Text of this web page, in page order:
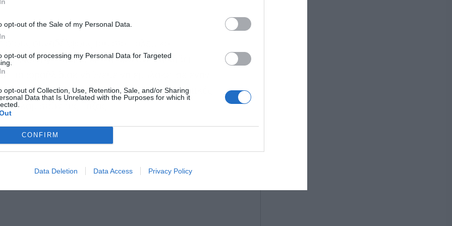
opt-out of the Sale of my Personal Data.
opt-out of processing my Personal Data for Targeted
opt-out of Collection, Use, Retention, Sale, and/or Sharing
Data that Is Unrelated with the Purposes for which it
CONFIRM
Data Deletion Data Access Privacy Policy
συναδέλφους του στο πολεμικό
κ. Netanyahu επειδή «απέφευγε να λάβει
το Ισραήλ διακινδύνευε να εμπλακεί σε έναν
κατάφερνε να καταστρέψει τις στρατιωτικές
ισλαμιστών της Γάζας.